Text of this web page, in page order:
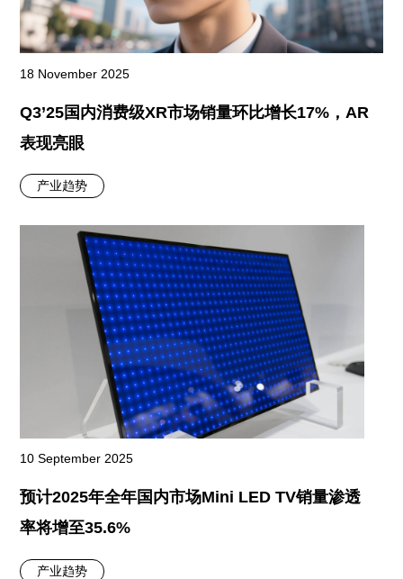
18 November 2025
Q3’25国内消费级XR市场销量环比增长17%，AR
表现亮眼
产业趋势
10 September 2025
预计2025年全年国内市场Mini LED TV销量渗透
率将增至35.6%
产业趋势